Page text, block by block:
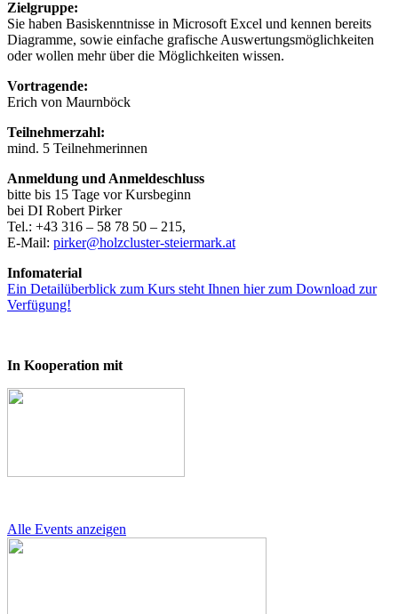
Zielgruppe:
Sie haben Basiskenntnisse in Microsoft Excel und kennen bereits
Diagramme, sowie einfache grafische Auswertungsmöglichkeiten
oder wollen mehr über die Möglichkeiten wissen.
Vortragende:
Erich von Maurnböck
Teilnehmerzahl:
mind. 5 Teilnehmerinnen
Anmeldung und Anmeldeschluss
bitte bis 15 Tage vor Kursbeginn
bei DI Robert Pirker
Tel.: +43 316 – 58 78 50 – 215,
E-Mail: pirker@holzcluster-steiermark.at
Infomaterial
Ein Detailüberblick zum Kurs steht Ihnen hier zum Download zur
Verfügung!
In Kooperation mit
Alle Events anzeigen